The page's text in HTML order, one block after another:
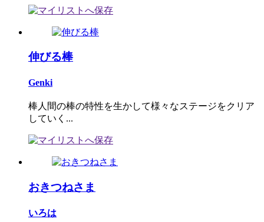
伸びる棒
Genki
棒人間の棒の特性を生かして様々なステージをクリア
していく...
おきつねさま
いろは